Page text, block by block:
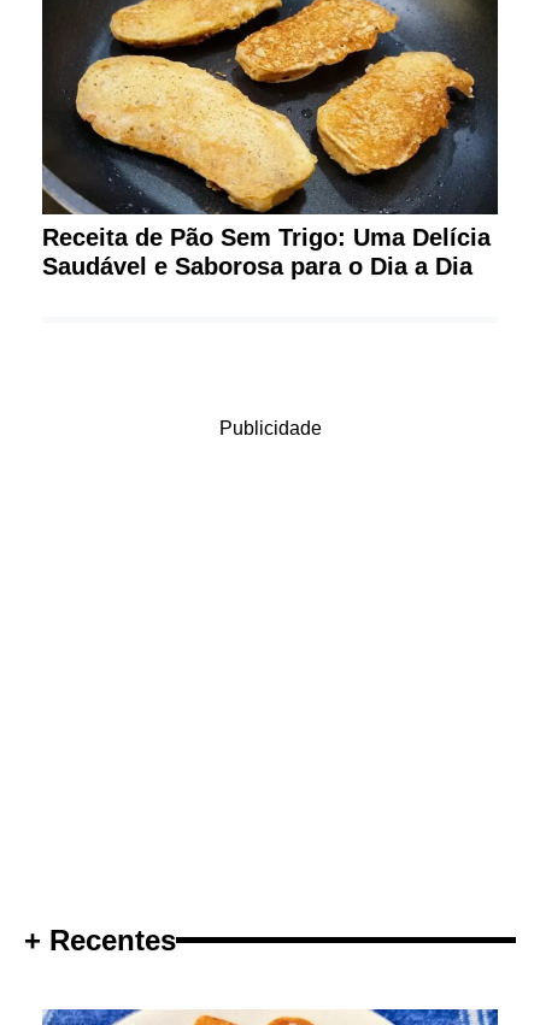
Receita de Pão Sem Trigo: Uma Delícia
Saudável e Saborosa para o Dia a Dia
Publicidade
+ Recentes